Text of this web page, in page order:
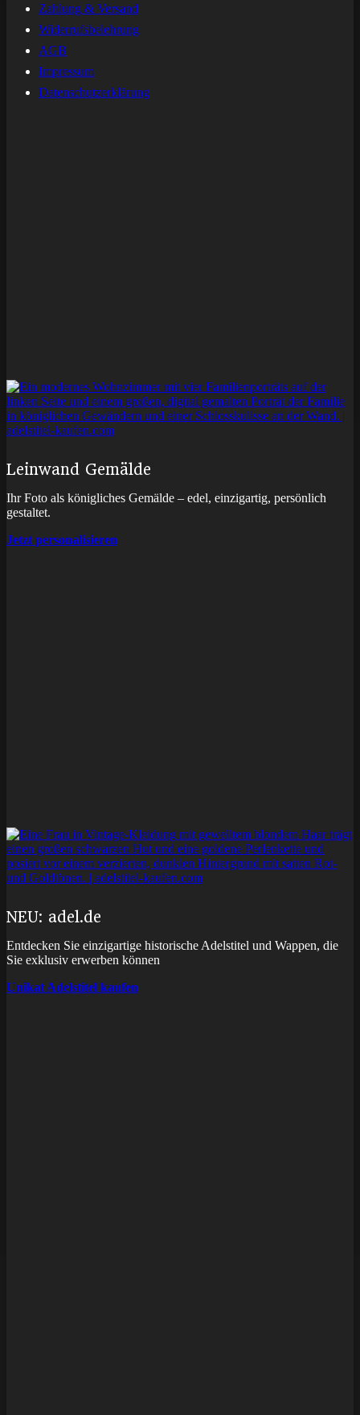
Zahlung & Versand
Widerrufsbelehrung
AGB
Impressum
Datenschutzerklärung
Leinwand Gemälde
Ihr Foto als königliches Gemälde – edel, einzigartig, persönlich
gestaltet.
Jetzt personalisieren
NEU: adel.de
Entdecken Sie einzigartige historische Adelstitel und Wappen, die
Sie exklusiv erwerben können
Unikat Adelstitel kaufen